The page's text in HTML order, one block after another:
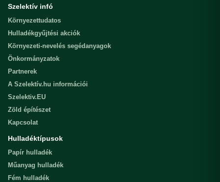
Szelektív infó
Környezettudatos
Hulladékgyűjtési akciók
Környezeti-nevelés segédanyagok
Önkormányzatok
Partnerek
A Szelektív.hu információi
Szelektiv.EU
Zöld építészet
Kapcsolat
Hulladéktípusok
Papír hulladék
Műanyag hulladék
Fém hulladék